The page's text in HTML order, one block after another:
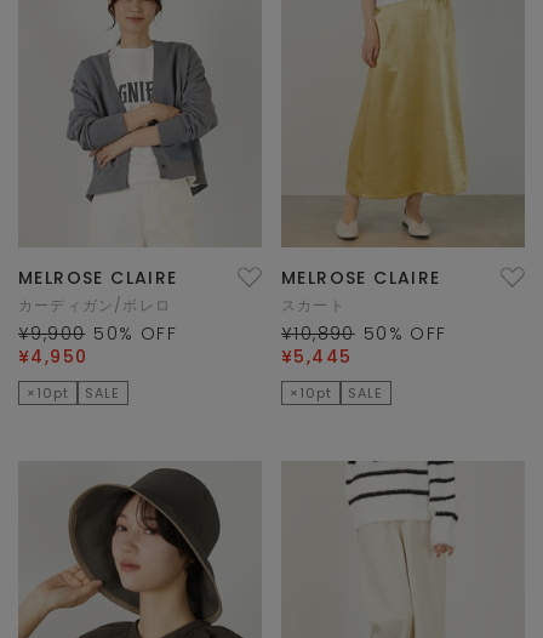
MELROSE CLAIRE
カーディガン/ボレロ
¥9,900 50% OFF
¥4,950
×10pt SALE
MELROSE CLAIRE
スカート
¥10,890 50 % OFF
¥5,445
×10pt SALE